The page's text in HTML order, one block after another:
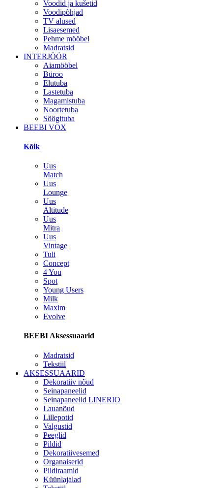
Voodid ja kušetid
Voodipõhjad
TV alused
Lisaesemed
Pehme mööbel
Madratsid
INTERJÖÖR
Aiamööbel
Büroo
Elutuba
Lastetuba
Magamistuba
Noortetuba
Söögituba
BEEBI VOX
Kõik
Uus
Match
Uus
Lounge
Uus
Altitude
Uus
Mitra
Uus
Vintage
Tuli
Concept
4 You
Spot
Young Users
Milk
Maxim
Evolve
BEEBI Aksessuaarid
Madratsid
Tekstiil
AKSESSUAARID
Dekoratiiv nõud
Seinapaneelid
Seinapaneelid LINERIO
Lauanõud
Lillepotid
Valgustid
Peeglid
Pildid
Dekoratiivesemed
Organaiserid
Pildiraamid
Küünlajalad